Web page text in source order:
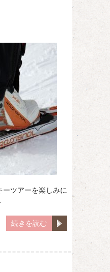
ツアーを楽しみに
続きを読む